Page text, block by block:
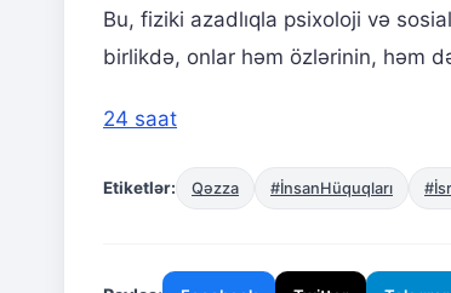
Bu, fiziki azadlıqla psixoloji və
birlikdə, onlar həm özlərinin, həm
24 saat
Etiketlər: Qəzza #İnsanHüquqları